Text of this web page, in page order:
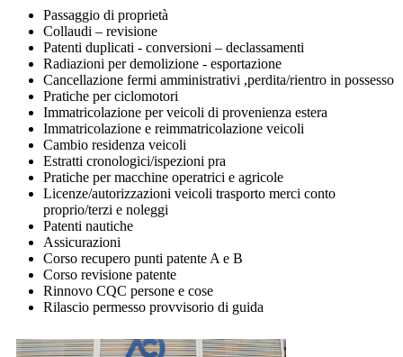
Passaggio di proprietà
Collaudi – revisione
Patenti duplicati - conversioni – declassamenti
Radiazioni per demolizione - esportazione
Cancellazione fermi amministrativi ,perdita/rientro in possesso
Pratiche per ciclomotori
Immatricolazione per veicoli di provenienza estera
Immatricolazione e reimmatricolazione veicoli
Cambio residenza veicoli
Estratti cronologici/ispezioni pra
Pratiche per macchine operatrici e agricole
Licenze/autorizzazioni veicoli trasporto merci conto
proprio/terzi e noleggi
Patenti nautiche
Assicurazioni
Corso recupero punti patente A e B
Corso revisione patente
Rinnovo CQC persone e cose
Rilascio permesso provvisorio di guida